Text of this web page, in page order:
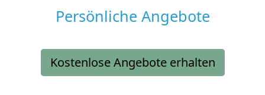
Persönliche Angebote
Kostenlose Angebote erhalten